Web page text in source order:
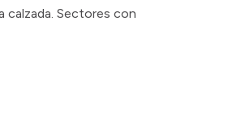
calzada. Sectores con